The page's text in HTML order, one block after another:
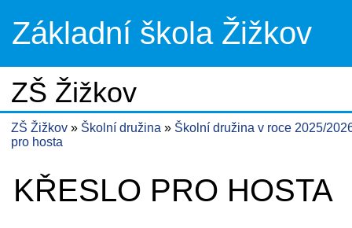
Základní škola Žižkov
ZŠ Žižkov
ZŠ Žižkov Školní družina
Školní družina v roce 2025/
pro hosta
KŘESLO PRO HOSTA